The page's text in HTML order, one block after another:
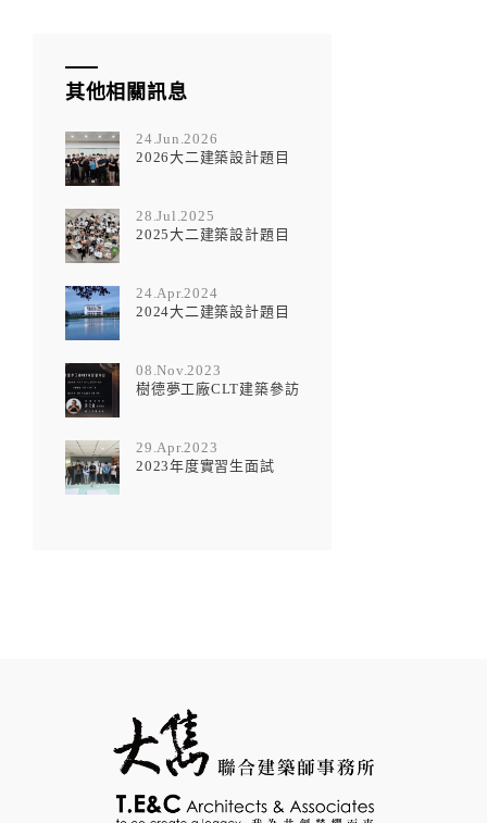
其他相關訊息
24.Jun.2026
2026大二建築設計題目
28.Jul.2025
2025大二建築設計題目
24.Apr.2024
2024大二建築設計題目
08.Nov.2023
樹德夢工廠CLT建築參訪
29.Apr.2023
2023年度實習生面試